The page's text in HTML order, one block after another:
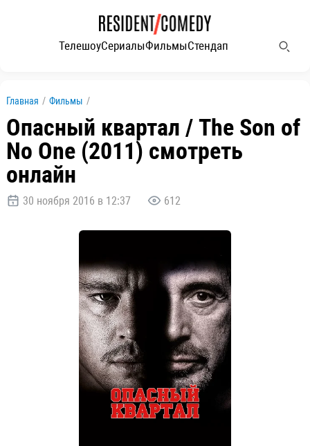
ТелешоуСериалыФильмыСтендап
Главная / Фильмы /
Опасный квартал / The Son of
No One (2011) смотреть
онлайн
30 ноября 2016 в 12:37 612